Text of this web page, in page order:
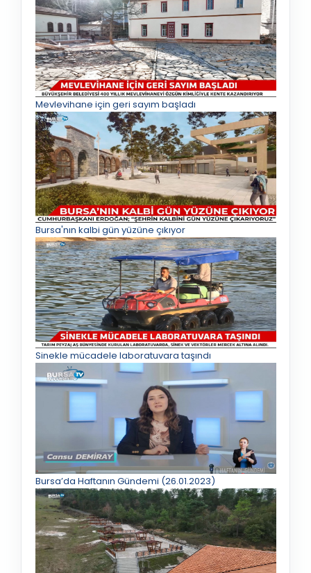
Mevlevihane için geri sayım başladı
Bursa'nın kalbi gün yüzüne çıkıyor
Sinekle mücadele laboratuvara taşındı
Bursa’da Haftanın Gündemi (26.01.2023)